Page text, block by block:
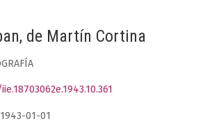
de Martín Cortina
01-01